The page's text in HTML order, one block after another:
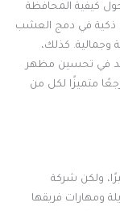
حول كيفية المحافظة
ذكية في دمج العشب
وجمالية. كذلك،
في تحسين مظهر
متميزًا لكل من
ولكن شركة
ومهارات فريقها